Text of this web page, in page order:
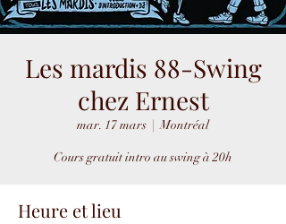
Les mardis 88-Swing
chez Ernest
mar. 17 mars
  |
Montréal
Cours gratuit intro au swing à 20h
Heure et lieu